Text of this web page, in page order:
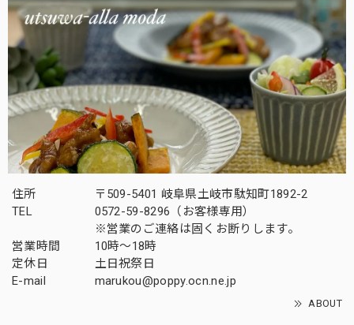
住所
〒509-5401 岐阜県土岐市駄知町1892-2
TEL
0572-59-8296（お客様専用）
※営業のご連絡は固くお断りします。
営業時間
10時～18時
定休日
土日祝祭日
E-mail
marukou@poppy.ocn.ne.jp
ABOUT